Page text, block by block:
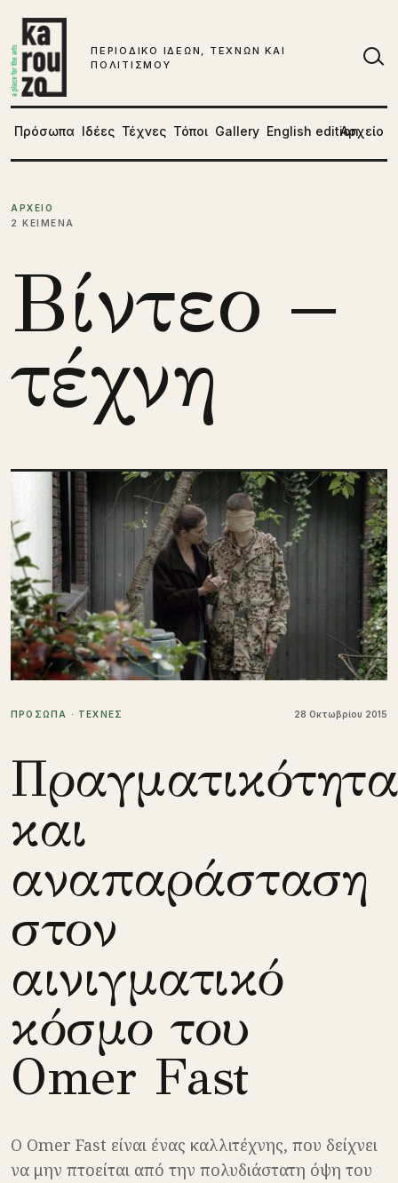
ΠΕΡΙΟΔΙΚΟ ΙΔΕΩΝ, ΤΕΧΝΩΝ ΚΑΙ
ΠΟΛΙΤΙΣΜΟΥ
Πρόσωπα Ιδέες Τέχνες Τόποι Gallery English editionΑρχείο
ΑΡΧΕΙΟ
2 ΚΕΙΜΕΝΑ
Βίντεο –
τέχνη
ΠΡΟΣΩΠΑ · ΤΕΧΝΕΣ 28 Οκτωβρίου 2015
Πραγματικότητα
και
αναπαράσταση
στον
αινιγματικό
κόσμο του
Omer Fast
Ο Omer Fast είναι ένας καλλιτέχνης, που δείχνει
να μην πτοείται από την πολυδιάστατη όψη του